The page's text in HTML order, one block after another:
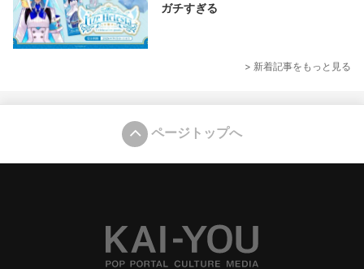
ガチすぎる
> 新着記事をもっと見る
ページトップへ